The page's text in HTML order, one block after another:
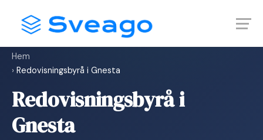
content
Hem
› Redovisningsbyrå i Gnesta
Redovisningsbyrå i
Gnesta